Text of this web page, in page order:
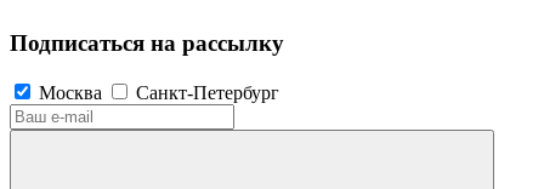
Подписаться на рассылку
Москва Санкт-Петербург